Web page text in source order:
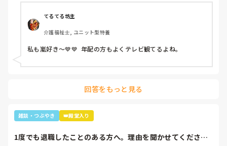
ーズ…(きっとWESTの読み方分からなかった)あなたジャニ
ーズが好きなのね😊」と。
大好きと伝えると「私もよ、あなた嵐は好き？」と聞かれ、
1番好きと伝えると利用者さんが嵐のメンバー3人の名前を言
っていき「後2人…。どないしよ、あと2人名前がでてけぇへ
んわ😩」と言うと近くの利用者さんが「櫻井くんと二宮くん
や」と😂😂
ムタクしか居ないこと、SMAPは解散してしまった事等伝え
言いやん😊」と(笑)
そこから利用者さんは「キムタクは工藤静香と結婚したんや
最初の嵐で私のジャニオタスイッチを破壊してきたので、入
てるてる坊主
介護福祉士, ユニット型特養
私も嵐好き～💙💙  年配の方もよくテレビ観てるよね。
回答をもっと見る
雑談・つぶやき 👑殿堂入り
1度でも退職したことのある方へ。理由を聞かせてくださ